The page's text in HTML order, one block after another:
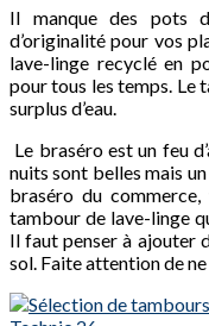
Il manque des pots
d’originalité pour vos
lave-linge recyclé en
pour tous les temps. Le
surplus d’eau.
Le braséro est un feu
nuits sont belles mais
braséro du
tambour de lave-linge
Il faut penser à ajouter
sol. Faite attention de